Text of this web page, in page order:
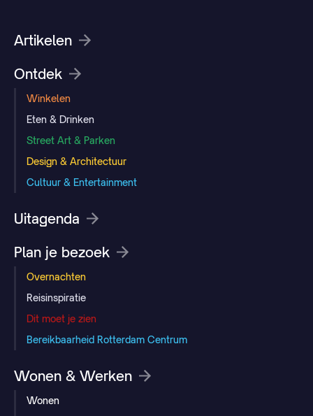
Artikelen
Ontdek
Winkelen
Eten & Drinken
Street Art & Parken
Design & Architectuur
Cultuur & Entertainment
Uitagenda
Plan je bezoek
Overnachten
Reisinspiratie
Dit moet je zien
Bereikbaarheid Rotterdam Centrum
Wonen & Werken
Wonen